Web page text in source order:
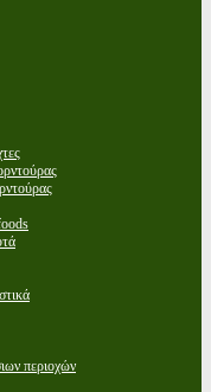
περιοχών